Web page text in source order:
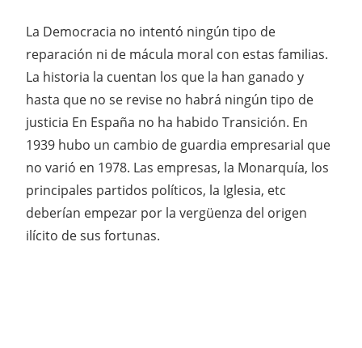
La Democracia no intentó ningún tipo de
reparación ni de mácula moral con estas familias.
La historia la cuentan los que la han ganado y
hasta que no se revise no habrá ningún tipo de
justicia En España no ha habido Transición. En
1939 hubo un cambio de guardia empresarial que
no varió en 1978. Las empresas, la Monarquía, los
principales partidos políticos, la Iglesia, etc
deberían empezar por la vergüenza del origen
ilícito de sus fortunas.